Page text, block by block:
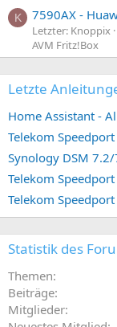
K 7590AX -
Letzter: Knoppix
AVM Fritz!Box
Letzte
Home Assistant -
Telekom
Telekom
Telekom
Statistik des
Themen
Beiträge
Mitglieder